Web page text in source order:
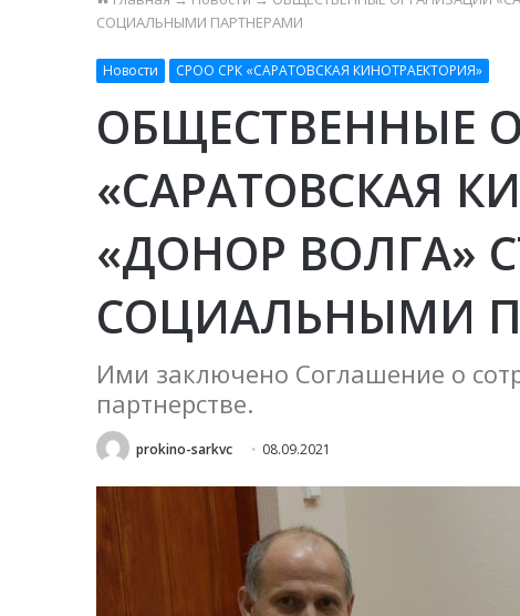
СОЦИАЛЬНЫМИ ПАРТНЕРАМИ
Новости СРОО СРК «САРАТОВСКАЯ КИНОТРАЕКТОРИЯ»
ОБЩЕСТВЕННЫЕ
«САРАТОВСКАЯ
«ДОНОР ВОЛГА»
СОЦИАЛЬНЫМИ
Ими заключено Соглашение о
партнерстве.
prokino-sarkvc 08.09.2021